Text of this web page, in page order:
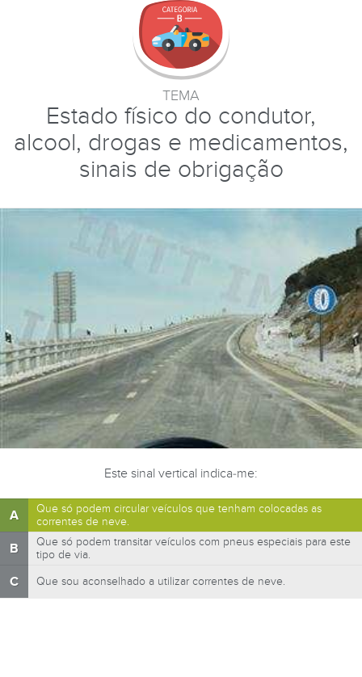
TEMA
Estado físico do condutor,
alcool, drogas e medicamentos,
sinais de obrigação
Este sinal vertical indica-me:
A
Que só podem circular veículos que tenham colocadas as
correntes de neve.
B
Que só podem transitar veículos com pneus especiais para este
tipo de via.
C Que sou aconselhado a utilizar correntes de neve.